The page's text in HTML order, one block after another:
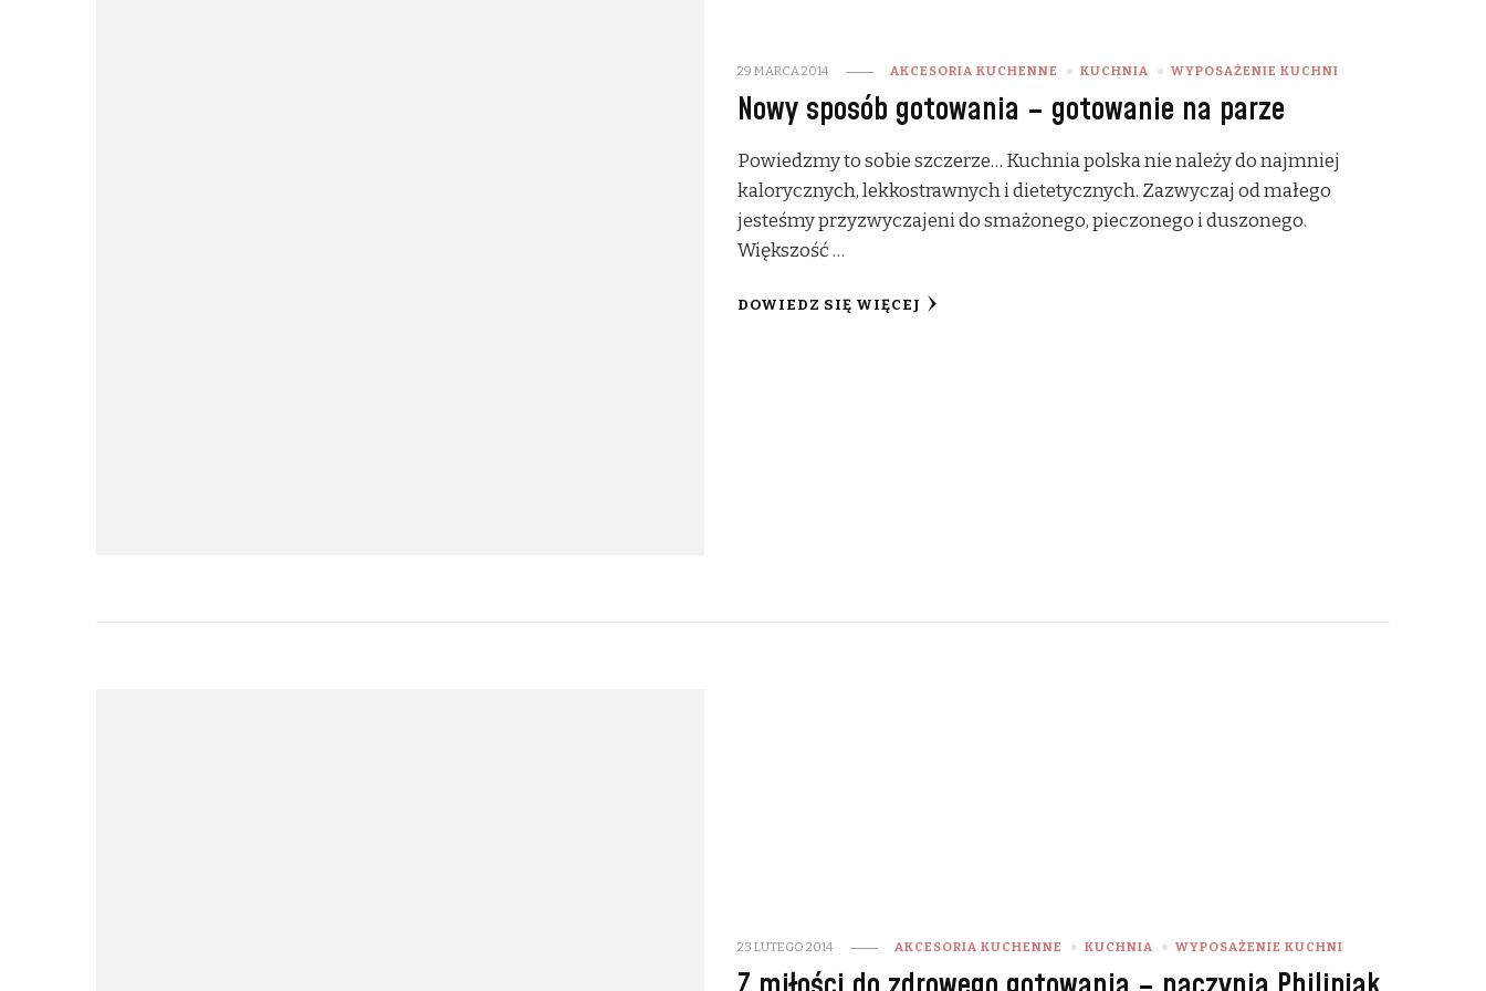
29 MARCA 2014 AKCESORIA KUCHENNE KUCHNIA WYPOSAŻENIE KUCHNI
Nowy sposób gotowania – gotowanie na parze
Powiedzmy to sobie szczerze… Kuchnia polska nie należy do najmniej
kalorycznych, lekkostrawnych i dietetycznych. Zazwyczaj od małego
jesteśmy przyzwyczajeni do smażonego, pieczonego i duszonego.
Większość …
DOWIEDZ SIĘ WIĘCEJ
23 LUTEGO 2014 AKCESORIA KUCHENNE KUCHNIA WYPOSAŻENIE KUCHNI